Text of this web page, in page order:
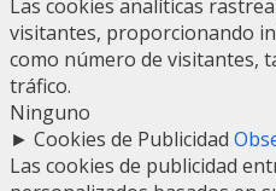
Las cookies analíticas
visitantes, proporcionando
como número de visitantes,
tráfico.
Ninguno
► Cookies de Publicidad
Las cookies de publicidad